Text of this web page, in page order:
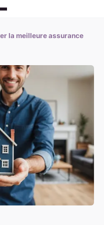
la meilleure assurance